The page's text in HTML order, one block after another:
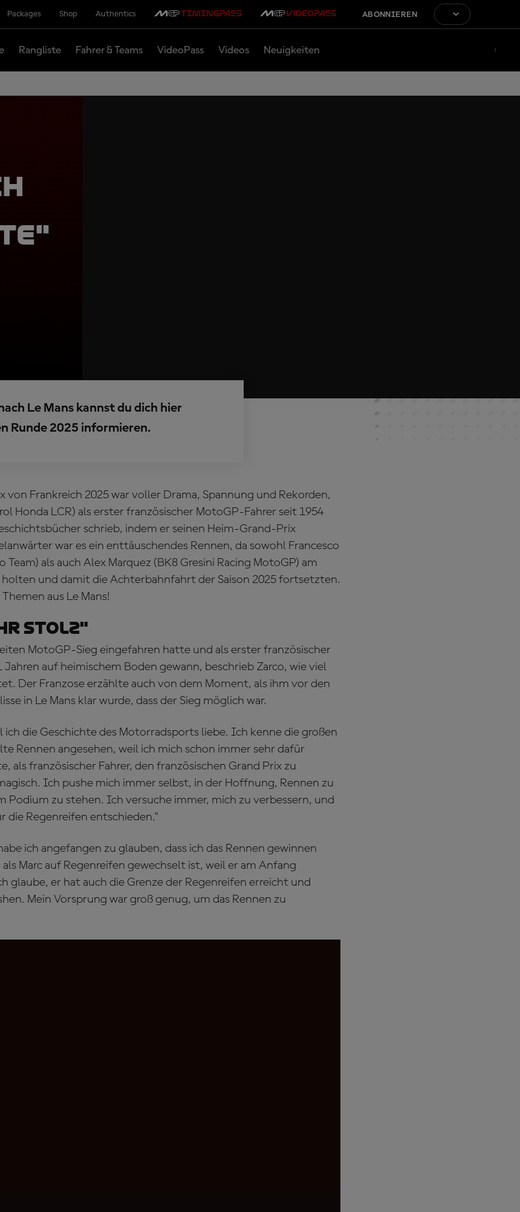
Packages Shop Authentics ABONNIEREN
Rangliste Fahrer & Teams VideoPass Videos Neuigkeiten
Le Mans kannst du dich hier
Runde 2025 informieren.
von Frankreich 2025 war voller Drama, Spannung und Rekorden,
Honda LCR) als erster französischer MotoGP-Fahrer seit 1954
schrieb, indem er seinen Heim-Grand-Prix
war es ein enttäuschendes Rennen, da sowohl Francesco
Team) als auch Alex Marquez (BK8 Gresini Racing MotoGP) am
und damit die Achterbahnfahrt der Saison 2025 fortsetzten.
aus Le Mans!
stolz"
MotoGP-Sieg eingefahren hatte und als erster französischer
auf heimischem Boden gewann, beschrieb Zarco, wie viel
Der Franzose erzählte auch von dem Moment, als ihm vor den
in Le Mans klar wurde, dass der Sieg möglich war.
ich die Geschichte des Motorradsports liebe. Ich kenne die großen
Rennen angesehen, weil ich mich schon immer sehr dafür
als französischer Fahrer, den französischen Grand Prix zu
Ich pushe mich immer selbst, in der Hoffnung, Rennen zu
Podium zu stehen. Ich versuche immer, mich zu verbessern, und
die Regenreifen entschieden."
ich angefangen zu glauben, dass ich das Rennen gewinnen
Marc auf Regenreifen gewechselt ist, weil er am Anfang
glaube, er hat auch die Grenze der Regenreifen erreicht und
Mein Vorsprung war groß genug, um das Rennen zu